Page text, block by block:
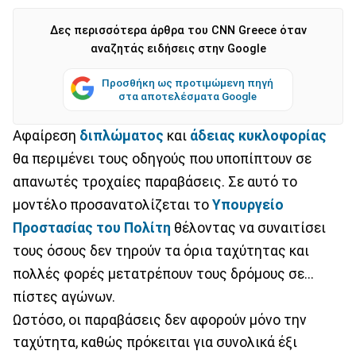
Δες περισσότερα άρθρα του CNN Greece όταν
αναζητάς ειδήσεις στην Google
Προσθήκη ως προτιμώμενη πηγή
στα αποτελέσματα Google
Αφαίρεση διπλώματος και άδειας κυκλοφορίας
θα περιμένει τους οδηγούς που υποπίπτουν σε
απανωτές τροχαίες παραβάσεις. Σε αυτό το
μοντέλο προσανατολίζεται το Υπουργείο
Προστασίας του Πολίτη θέλοντας να συναιτίσει
τους όσους δεν τηρούν τα όρια ταχύτητας και
πολλές φορές μετατρέπουν τους δρόμους σε...
πίστες αγώνων.
Ωστόσο, οι παραβάσεις δεν αφορούν μόνο την
ταχύτητα, καθώς πρόκειται για συνολικά έξι